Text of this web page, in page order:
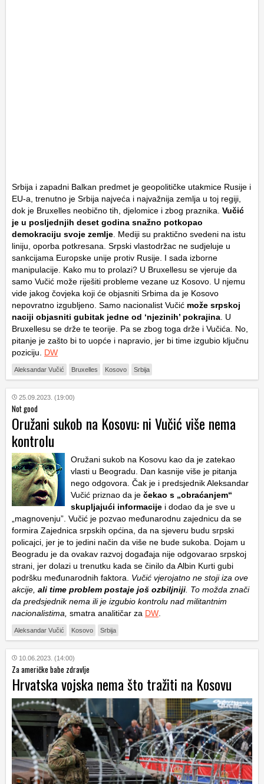
Srbija i zapadni Balkan predmet je geopolitičke utakmice Rusije i
EU-a, trenutno je Srbija najveća i najvažnija zemlja u toj regiji,
dok je Bruxelles neobično tih, djelomice i zbog praznika. Vučić
je u posljednjih deset godina snažno potkopao
demokraciju svoje zemlje . Mediji su praktično svedeni na istu
liniju, oporba potkresana. Srpski vlastodržac ne sudjeluje u
sankcijama Europske unije protiv Rusije. I sada izborne
manipulacije. Kako mu to prolazi? U Bruxellesu se vjeruje da
samo Vučić može riješiti probleme vezane uz Kosovo. U njemu
vide jakog čovjeka koji će objasniti Srbima da je Kosovo
nepovratno izgubljeno. Samo nacionalist Vučić može srpskoj
naciji objasniti gubitak jedne od ‘njezinih’ pokrajina . U
Bruxellesu se drže te teorije. Pa se zbog toga drže i Vučića. No,
pitanje je zašto bi to uopće i napravio, jer bi time izgubio ključnu
poziciju. DW
Aleksandar Vučić Bruxelles Kosovo Srbija
25.09.2023. (19:00)
Not good
Oružani sukob na Kosovu: ni Vučić više nema
kontrolu
Oružani sukob na Kosovu kao da je zatekao
vlasti u Beogradu. Dan kasnije više je pitanja
nego odgovora. Čak je i predsjednik Aleksandar
Vučić priznao da je čekao s „obraćanjem“
skupljajući informacije i dodao da je sve u
„magnovenju”. Vučić je pozvao međunarodnu zajednicu da se
formira Zajednica srpskih općina, da na sjeveru budu srpski
policajci, jer je to jedini način da više ne bude sukoba. Dojam u
Beogradu je da ovakav razvoj događaja nije odgovarao srpskoj
strani, jer dolazi u trenutku kada se činilo da Albin Kurti gubi
podršku međunarodnih faktora. Vučić vjerojatno ne stoji iza ove
akcije, ali time problem postaje još ozbiljniji . To možda znači
da predsjednik nema ili je izgubio kontrolu nad militantnim
nacionalistima, smatra analitičar za DW
Aleksandar Vučić Kosovo Srbija
10.06.2023. (14:00)
Za američke babe zdravlje
Hrvatska vojska nema što tražiti na Kosovu